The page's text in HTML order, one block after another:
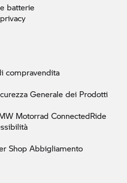
batterie
privacy
compravendita
Generale dei Prodotti
Motorrad ConnectedRide
ShopAbbigliamento